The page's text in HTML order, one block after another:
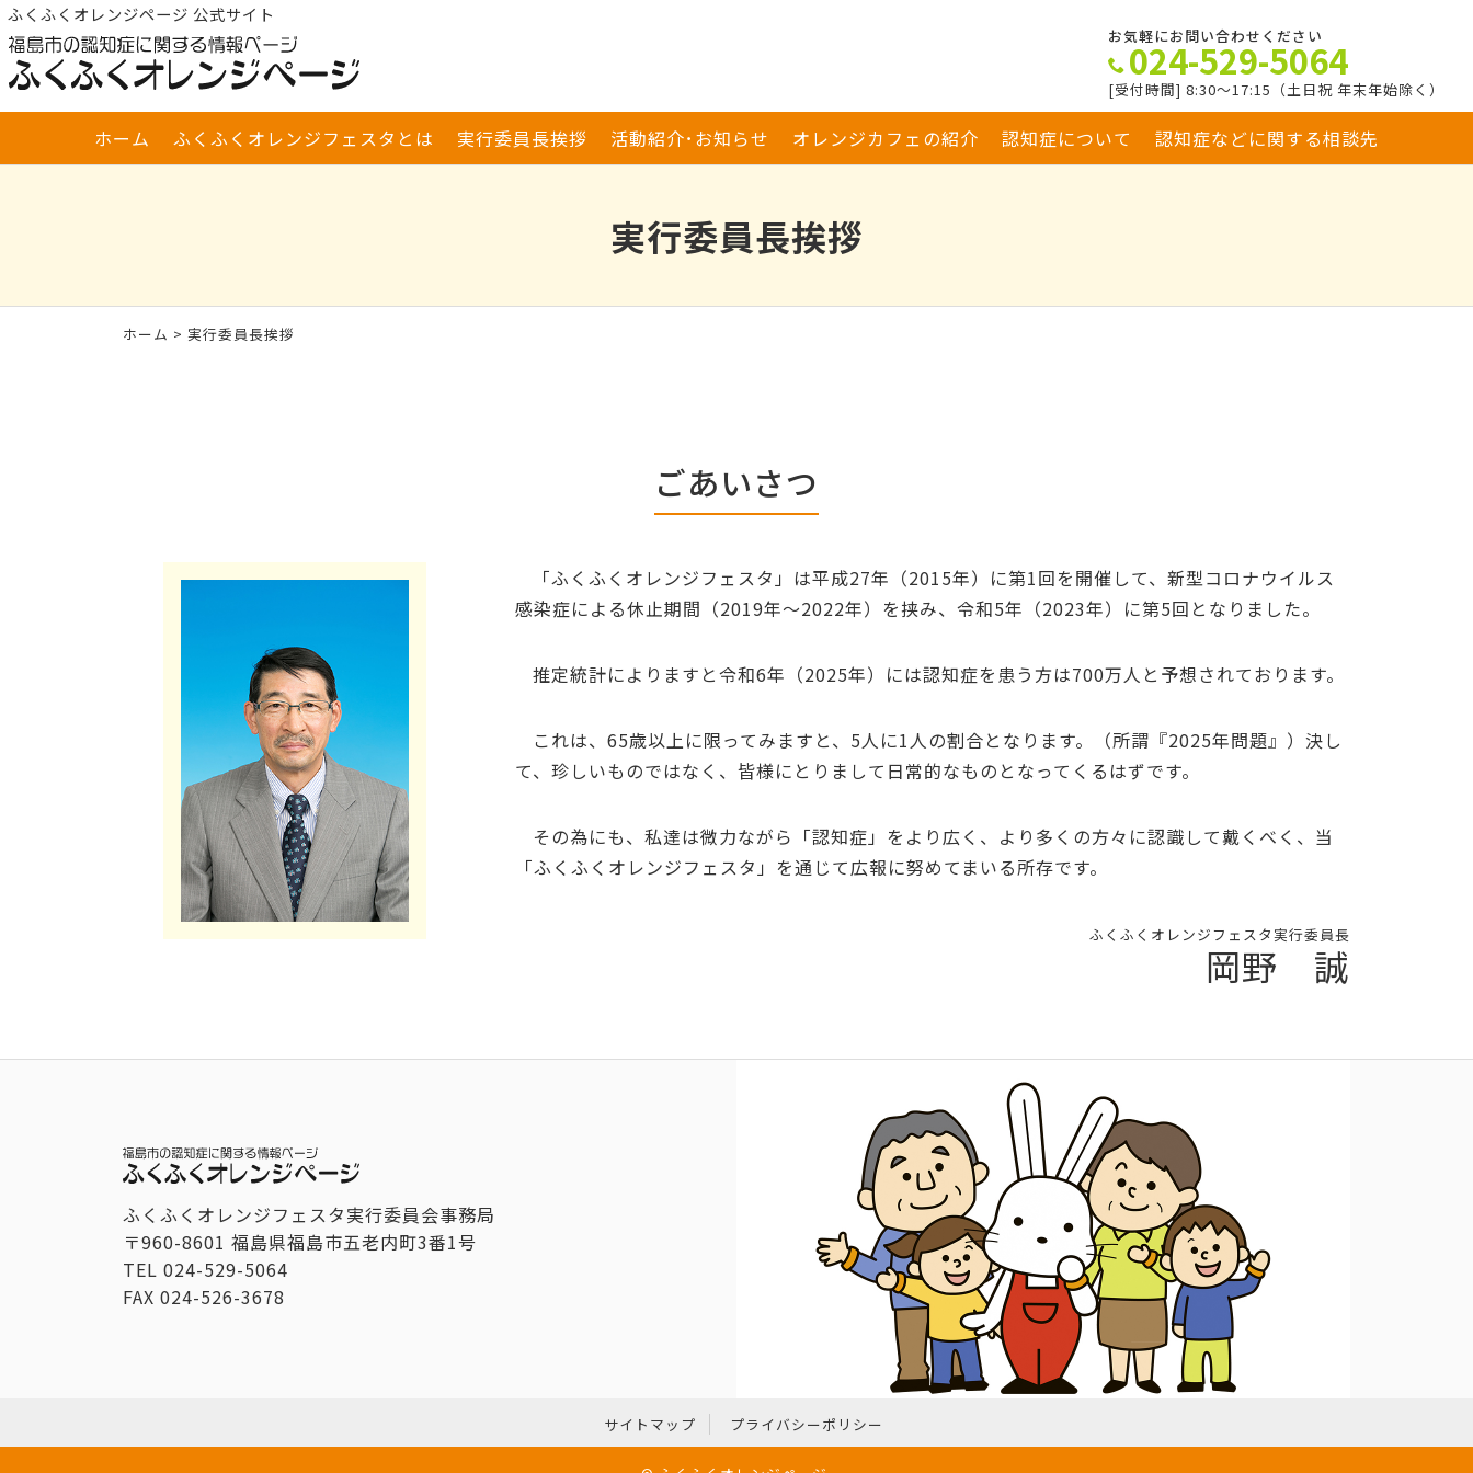
ふくふくオレンジページ 公式サイト
お気軽にお問い合わせください
024-529-5064
[受付時間] 8:30～17:15（土日祝 年末年始除く）
ホーム ふくふくオレンジフェスタとは 実行委員長挨拶 活動紹介･お知らせ オレンジカフェの紹介 認知症について 認知症などに関する相談先
実行委員長挨拶
ホーム > 実行委員長挨拶
ごあいさつ
「ふくふくオレンジフェスタ」は平成27年（2015年）に第1回を開催して、新型コロナウイルス
感染症による休止期間（2019年～2022年）を挟み、令和5年（2023年）に第5回となりました。
推定統計によりますと令和6年（2025年）には認知症を患う方は700万人と予想されております。
これは、65歳以上に限ってみますと、5人に1人の割合となります。（所謂『2025年問題』）決し
て、珍しいものではなく、皆様にとりまして日常的なものとなってくるはずです。
その為にも、私達は微力ながら「認知症」をより広く、より多くの方々に認識して戴くべく、当
「ふくふくオレンジフェスタ」を通じて広報に努めてまいる所存です。
ふくふくオレンジフェスタ実行委員長
岡野 誠
ふくふくオレンジフェスタ実行委員会事務局
〒960-8601 福島県福島市五老内町3番1号
TEL 024-529-5064
FAX 024-526-3678
サイトマップ プライバシーポリシー